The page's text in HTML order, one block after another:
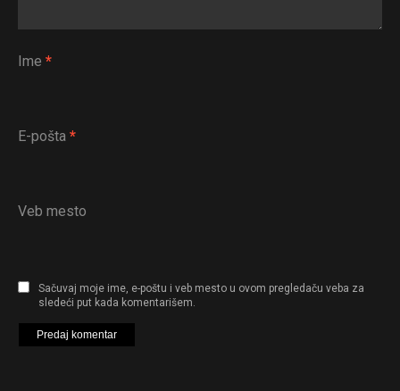
Ime *
E-pošta *
Veb mesto
Sačuvaj moje ime, e-poštu i veb mesto u ovom pregledaču veba za
sledeći put kada komentarišem.